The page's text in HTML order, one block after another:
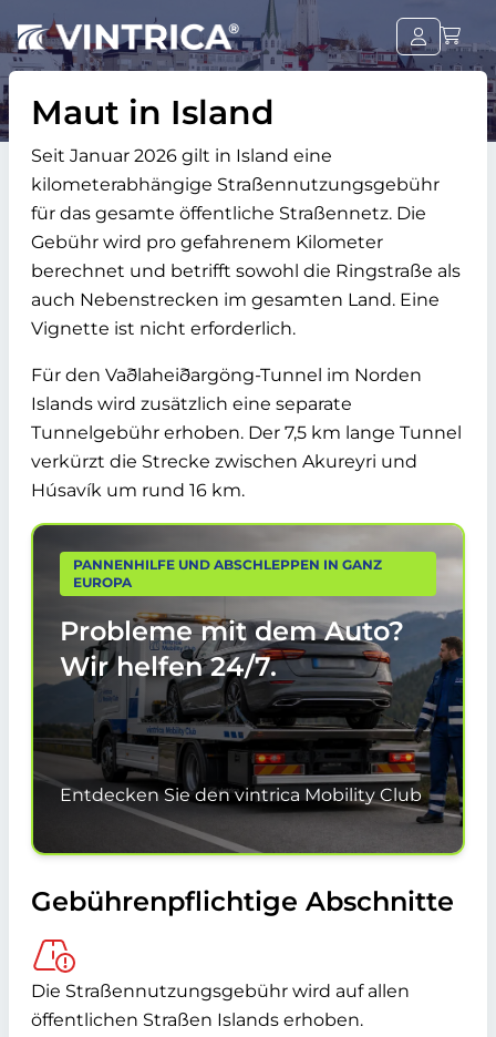
Maut in Island
Seit Januar 2026 gilt in Island eine
kilometerabhängige Straßennutzungsgebühr
für das gesamte öffentliche Straßennetz. Die
Gebühr wird pro gefahrenem Kilometer
berechnet und betrifft sowohl die Ringstraße als
auch Nebenstrecken im gesamten Land. Eine
Vignette ist nicht erforderlich.
Für den Vaðlaheiðargöng-Tunnel im Norden
Islands wird zusätzlich eine separate
Tunnelgebühr erhoben. Der 7,5 km lange Tunnel
verkürzt die Strecke zwischen Akureyri und
Húsavík um rund 16 km.
PANNENHILFE UND ABSCHLEPPEN IN GANZ
EUROPA
Probleme mit dem Auto?
Wir helfen24/7.
Entdecken Sie den vintrica Mobility Club
Gebührenpflichtige Abschnitte
Die Straßennutzungsgebühr wird auf allen
öffentlichen Straßen Islands erhoben.